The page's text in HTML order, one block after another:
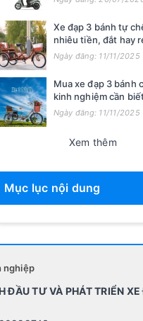
Xe đạp 3 bánh tự
nhiêu tiền, đắt hay
Ngày đăng: 11/11/2025
Mua xe đạp 3 bánh
kinh nghiệm cần
Ngày đăng: 11/11/2025
Xem thêm
Mục lục nội dung
nghiệp
ĐẦU TƯ VÀ PHÁT TRIỂN